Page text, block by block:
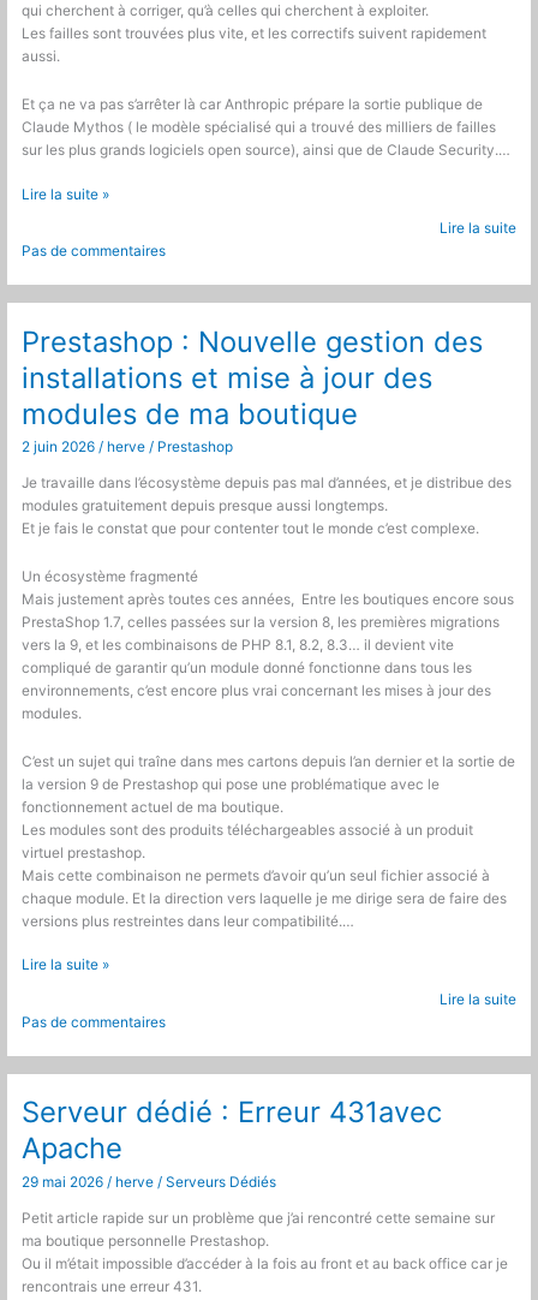
qui cherchent à corriger, qu’à celles qui cherchent à exploiter.
Les failles sont trouvées plus vite, et les correctifs suivent rapidement
aussi.
Et ça ne va pas s’arrêter là car Anthropic prépare la sortie publique de
Claude Mythos ( le modèle spécialisé qui a trouvé des milliers de failles
sur les plus grands logiciels open source), ainsi que de Claude Security.…
PrestaShop
Les
mises
à
jour
s’enchaînent
Lire la suite »
Lire la suite
Pas de commentaires
Prestashop : Nouvelle gestion des
installations et mise à jour des
modules de ma boutique
2 juin 2026/ herve/ Prestashop
Je travaille dans l’écosystème depuis pas mal d’années, et je distribue des
modules gratuitement depuis presque aussi longtemps.
Et je fais le constat que pour contenter tout le monde c’est complexe.
Un écosystème fragmenté
Mais justement après toutes ces années, Entre les boutiques encore sous
PrestaShop 1.7, celles passées sur la version 8, les premières migrations
vers la 9, et les combinaisons de PHP 8.1, 8.2, 8.3… il devient vite
compliqué de garantir qu’un module donné fonctionne dans tous les
environnements, c’est encore plus vrai concernant les mises à jour des
modules.
C’est un sujet qui traîne dans mes cartons depuis l’an dernier et la sortie de
la version 9 de Prestashop qui pose une problématique avec le
fonctionnement actuel de ma boutique.
Les modules sont des produits téléchargeables associé à un produit
virtuel prestashop.
Mais cette combinaison ne permets d’avoir qu’un seul fichier associé à
chaque module. Et la direction vers laquelle je me dirige sera de faire des
versions plus restreintes dans leur compatibilité.…
Prestashop
gestion
des
installations
et
mise
à
jour
des
modules
de
ma
boutique
Lire la suite »
Lire la suite
Pas de commentaires
Serveur dédié : Erreur 431avec
Apache
29 mai 2026/ herve/Serveurs Dédiés
Petit article rapide sur un problème que j’ai rencontré cette semaine sur
ma boutique personnelle Prestashop.
Ou il m’était impossible d’accéder à la fois au front et au back office car je
rencontrais une erreur 431.